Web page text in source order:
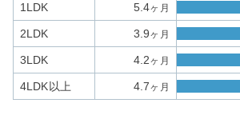
1LDK 5.4ヶ月
2LDK 3.9ヶ月
3LDK 4.2ヶ月
4LDK以上 4.7ヶ月